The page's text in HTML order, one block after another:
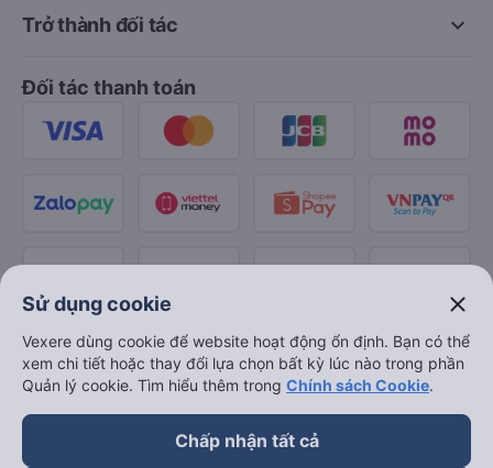
keyboard_arrow_down
Trở thành đối tác
Đối tác thanh toán
Sử dụng cookie close
Vexere dùng cookie để website hoạt động ổn định. Bạn có thể
xem chi tiết hoặc thay đổi lựa chọn bất kỳ lúc nào trong phần
Quản lý cookie. Tìm hiểu thêm trong Chính sách Cookie.
Chấp nhận tất cả